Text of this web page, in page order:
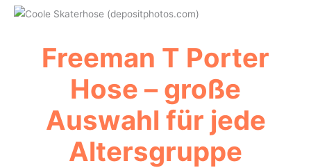
Freeman T Porter
Hose – große
Auswahl für jede
Altersgruppe